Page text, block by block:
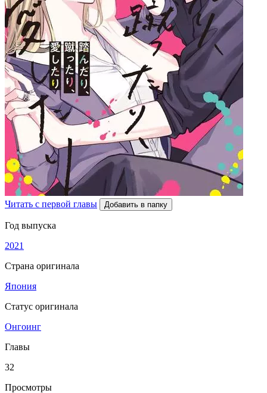
Читать с первой главы Добавить в папку
Год выпуска
2021
Страна оригинала
Япония
Статус оригинала
Онгоинг
Главы
32
Просмотры